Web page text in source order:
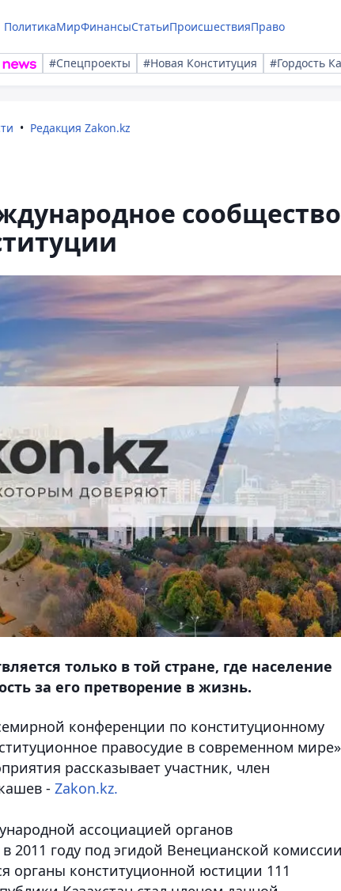
ПолитикаМирФинансыСтатьиПроисшествияПраво
#Спецпроекты #Новая Конституция #Гордость
Редакция Zakon.kz
сообщество
только в той стране, где население
за его претворение в жизнь.
конференции по конституционному
правосудие в современном
рассказывает участник, член
- Zakon.kz.
ассоциацией органов
2011 году под эгидой Венецианской комиссии
органы конституционной юстиции 111